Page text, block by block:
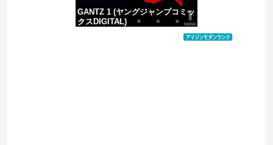
GANTZ 1 (ヤングジャンプコミッ
クスDIGITAL)
価格：¥100